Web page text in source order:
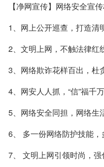
【净网宣传】网络安全宣
1、网上公开巡查，打造清
2、文明上网，不触法律红
3、网络欺诈花样百出，杜
4、网安人人抓，“信”福千万
5、网络安全同担，网络生
6、 多一份网络防护技能，
7、 文明上网引领时尚，强